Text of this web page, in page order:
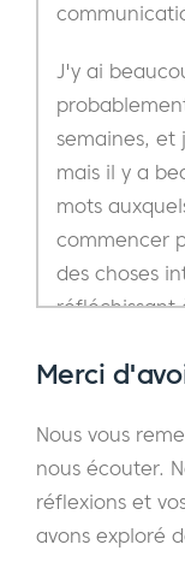
J'y ai
semaines, et
mais il y a
mots
commencer
des choses
réfléchissant
sont les
y
peuvent
de
Merci
Nous vous
nous écouter.
réflexions et
avons exploré